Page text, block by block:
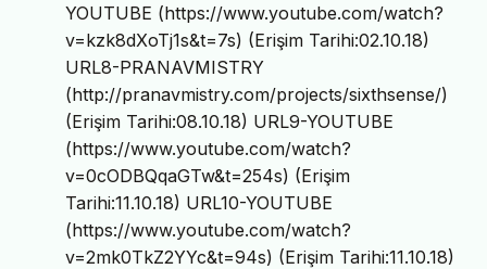
YOUTUBE (https://www.youtube.com/watch?
v=kzk8dXoTj1s&t=7s) (Erişim Tarihi:02.10.18)
URL8-PRANAVMISTRY
(http://pranavmistry.com/projects/sixthsense/)
(Erişim Tarihi:08.10.18) URL9-YOUTUBE
(https://www.youtube.com/watch?
v=0cODBQqaGTw&t=254s) (Erişim
Tarihi:11.10.18) URL10-YOUTUBE
(https://www.youtube.com/watch?
v=2mk0TkZ2YYc&t=94s) (Erişim Tarihi:11.10.18)